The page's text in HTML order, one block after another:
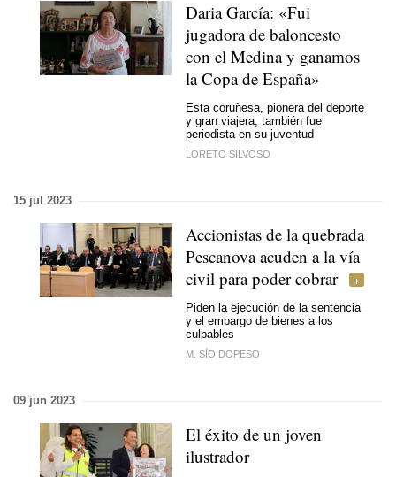
Daria García: «Fui
jugadora de baloncesto
con el Medina y ganamos
la Copa de España»
Esta coruñesa, pionera del deporte
y gran viajera, también fue
periodista en su juventud
LORETO SILVOSO
15 jul 2023
Accionistas de la quebrada
Pescanova acuden a la vía
civil para poder cobrar
Piden la ejecución de la sentencia
y el embargo de bienes a los
culpables
M. SÍO DOPESO
09 jun 2023
El éxito de un joven
ilustrador